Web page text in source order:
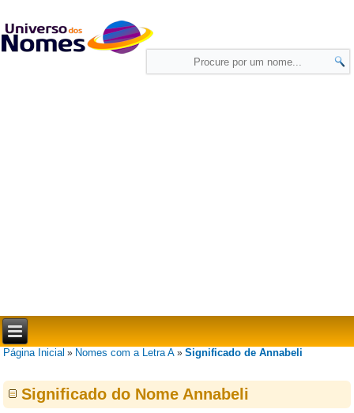
Página Inicial » Nomes com a Letra A »Significado de Annabeli
Significado do Nome Annabeli